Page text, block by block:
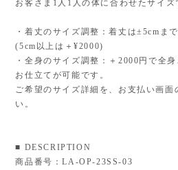
お客さま1人1人の体に合わせたサイズ
・着丈のサイズ調整：着丈は±5cmま
(5cm以上は＋¥2000)
・全身のサイズ調整：＋2000円で全
お仕立てが可能です。
ご希望のサイズ詳細を、お支払い画面
い。
■ DESCRIPTION
商品番号：LA-OP-23SS-03